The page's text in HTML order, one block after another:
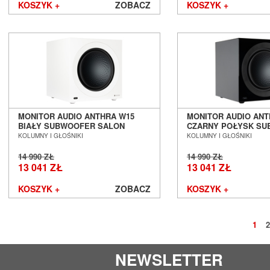
KOSZYK + ZOBACZ KOSZYK +
MONITOR AUDIO ANTHRA W15
BIAŁY SUBWOOFER SALON
POZNAŃ WROCŁAW
KOLUMNY I GŁOŚNIKI
14 990 ZŁ
13 041 ZŁ
KOSZYK + ZOBACZ
MONITOR AUDIO
CZARNY POŁYSK
SALON POZNAŃ
KOLUMNY I GŁOŚNIKI
14 990 ZŁ
13 041 ZŁ
KOSZYK +
1 2
NEWSLETTER